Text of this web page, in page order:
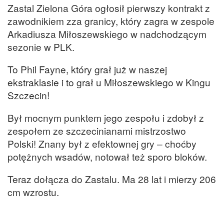
Zastal Zielona Góra ogłosił pierwszy kontrakt z
zawodnikiem zza granicy, który zagra w zespole
Arkadiusza Miłoszewskiego w nadchodzącym
sezonie w PLK.
To Phil Fayne, który grał już w naszej
ekstraklasie i to grał u Miłoszewskiego w Kingu
Szczecin!
Był mocnym punktem jego zespołu i zdobył z
zespołem ze szczecinianami mistrzostwo
Polski! Znany był z efektownej gry – choćby
potężnych wsadów, notował też sporo bloków.
Teraz dołącza do Zastalu. Ma 28 lat i mierzy 206
cm wzrostu.